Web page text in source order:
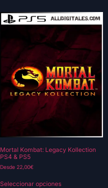
Mortal Kombat: Legacy Kollection
PS4 & PS5
Desde 22,00€
Seleccionar opciones